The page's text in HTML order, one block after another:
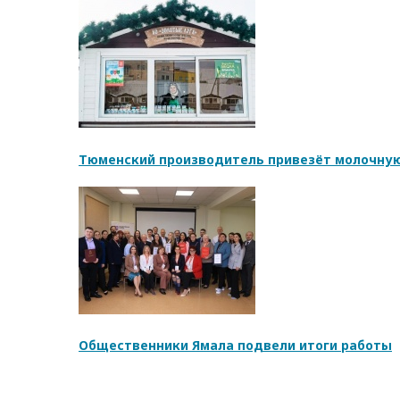
Тюменский производитель привезёт
Общественники Ямала подвели итоги работы